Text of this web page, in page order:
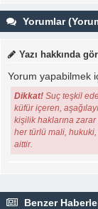
Yorumlar
Yazı hakkında
Yorum yapabilmek
Dikkat! Suç teşkil
küfür içeren,
kişilik haklarına
her türlü mali,
aittir.
Benzer